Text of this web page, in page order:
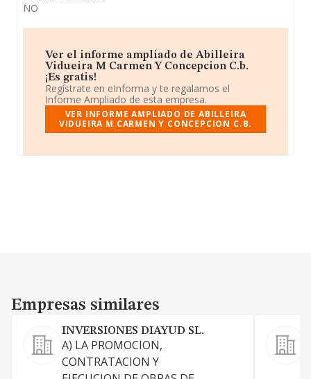
NO
Ver el informe ampliado de Abilleira
Vidueira M Carmen Y Concepcion C.b.
¡Es gratis!
Regístrate en eInforma y te regalamos el
Informe Ampliado de esta empresa.
VER INFORME AMPLIADO DE ABILLEIRA
VIDUEIRA M CARMEN Y CONCEPCION C.B.
Empresas similares
Empresas similares
INVERSIONES DIAYUD SL.
A) LA PROMOCION,
CONTRATACION Y